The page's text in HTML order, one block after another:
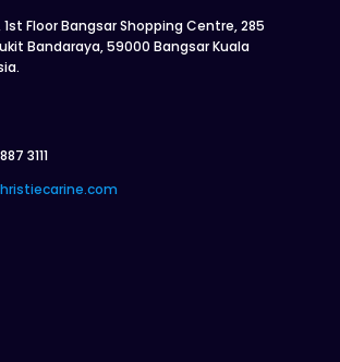
1st Floor Bangsar Shopping Centre, 285
Bandaraya, 59000 Bangsar Kuala
3111